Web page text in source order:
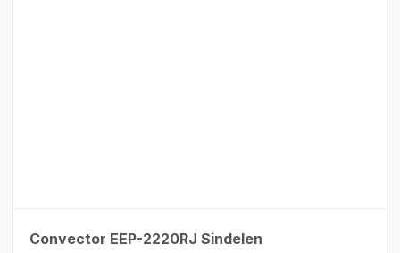
Convector EEP-2220RJ Sindelen